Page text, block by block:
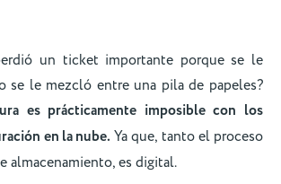
un ticket importante porque se le
se le mezcló entre una pila de papeles?
es prácticamente imposible con los
en la nube. Ya que, tanto el proceso
almacenamiento, es digital.